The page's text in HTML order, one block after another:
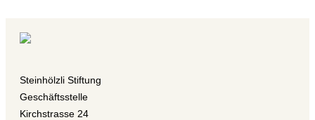
Steinhölzli Stiftung
Geschäftsstelle
Kirchstrasse 24